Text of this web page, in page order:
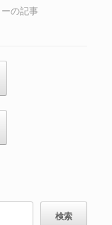
の記事
検索